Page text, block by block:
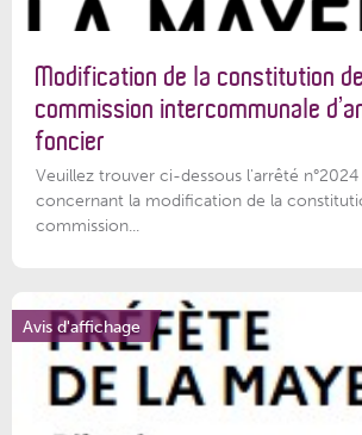
Modification de la constitution
commission intercommunale
foncier
Veuillez trouver ci-dessous l'arrêté n°2024
concernant la modification de la
commission...
Avis d'affichage